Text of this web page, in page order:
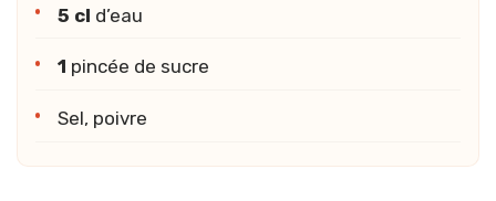
5 cl d’eau
1 pincée de sucre
Sel, poivre